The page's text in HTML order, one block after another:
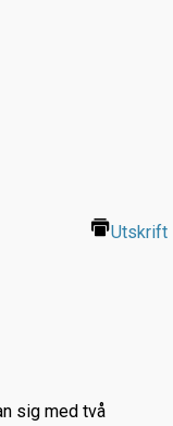
Utskrift
sig med två